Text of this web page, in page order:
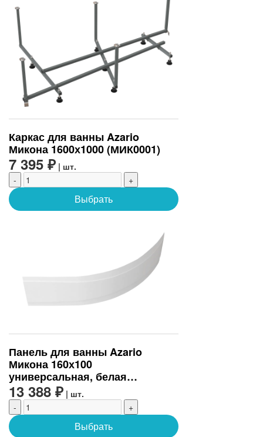
Каркас для ванны Azario
Микона 1600х1000 (МИК0001)
7 395 ₽ | шт.
-
+
Выбрать
Панель для ванны Azario
Микона 160х100
универсальная, белая
(МИЭ0001)
13 388 ₽ | шт.
-
+
Выбрать